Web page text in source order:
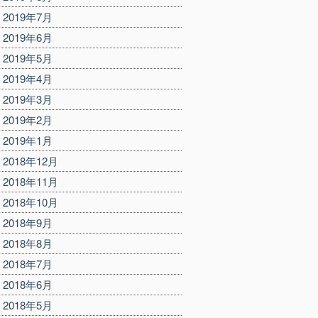
2019年7月
2019年6月
2019年5月
2019年4月
2019年3月
2019年2月
2019年1月
2018年12月
2018年11月
2018年10月
2018年9月
2018年8月
2018年7月
2018年6月
2018年5月